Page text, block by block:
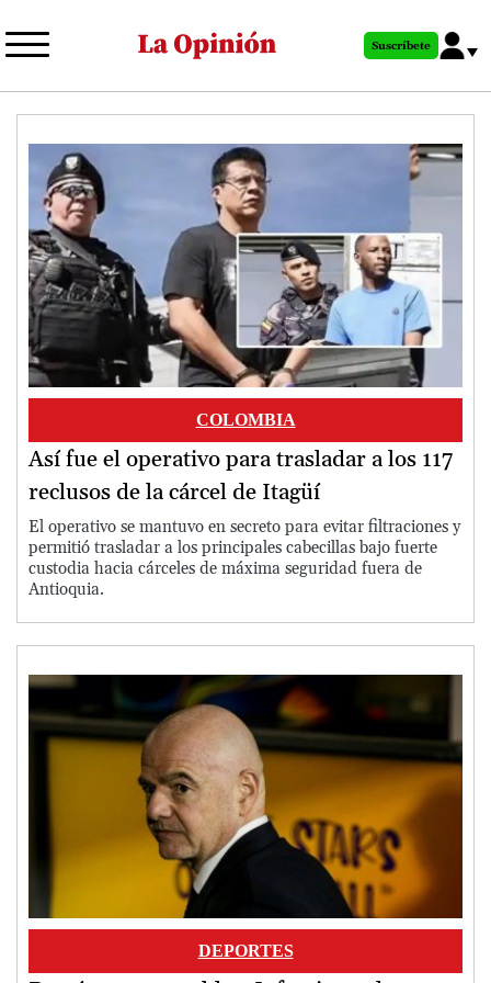
al
principal
Suscríbete
Image
COLOMBIA
Así fue el operativo para trasladar a los 117
reclusos de la cárcel de Itagüí
El operativo se mantuvo en secreto para evitar filtraciones y
permitió trasladar a los principales cabecillas bajo fuerte
custodia hacia cárceles de máxima seguridad fuera de
Antioquia.
Image
DEPORTES